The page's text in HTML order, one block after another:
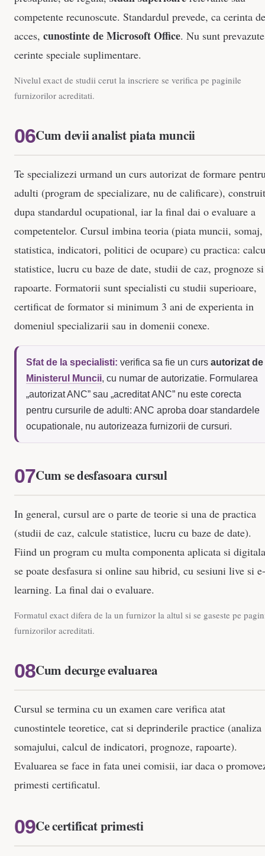
competente recunoscute. Standardul prevede, ca cerinta de
acces, cunostinte de Microsoft Office. Nu sunt prevazute
cerinte speciale suplimentare.
Nivelul exact de studii cerut la inscriere se verifica pe paginile
furnizorilor acreditati.
Cum devii analist piata muncii
Te specializezi urmand un curs autorizat de formare
adulti (program de specializare, nu de calificare), construit
dupa standardul ocupational, iar la final dai o evaluare a
competentelor. Cursul imbina teoria (piata muncii, somaj,
statistica, indicatori, politici de ocupare) cu practica:
statistice, lucru cu baze de date, studii de caz, prognoze si
rapoarte. Formatorii sunt specialisti cu studii superioare,
certificat de formator si minimum 3 ani de experienta in
domeniul specializarii sau in domenii conexe.
Sfat de la specialisti: verifica sa fie un curs autorizat de
Ministerul Muncii, cu numar de autorizatie. Formularea
„autorizat ANC” sau „acreditat ANC” nu este corecta
pentru cursurile de adulti: ANC aproba doar standardele
ocupationale, nu autorizeaza furnizorii de cursuri.
Cum se desfasoara cursul
In general, cursul are o parte de teorie si una de practica
(studii de caz, calcule statistice, lucru cu baze de date).
Fiind un program cu multa componenta aplicata si
se poate desfasura si online sau hibrid, cu sesiuni live si e-
learning. La final dai o evaluare.
Formatul exact difera de la un furnizor la altul si se gaseste pe
furnizorilor acreditati.
Cum decurge evaluarea
Cursul se termina cu un examen care verifica atat
cunostintele teoretice, cat si deprinderile practice (analiza
somajului, calcul de indicatori, prognoze, rapoarte).
Evaluarea se face in fata unei comisii, iar daca o
primesti certificatul.
Ce certificat primesti